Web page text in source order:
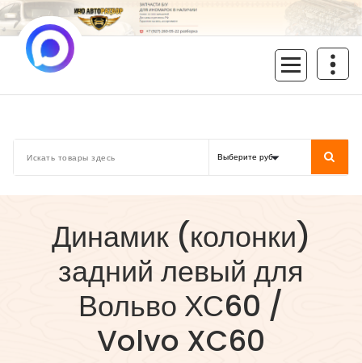
Перейти
к
содержимому
Динамик (колонки)
задний левый для
Вольво ХС60 /
Volvo XC60